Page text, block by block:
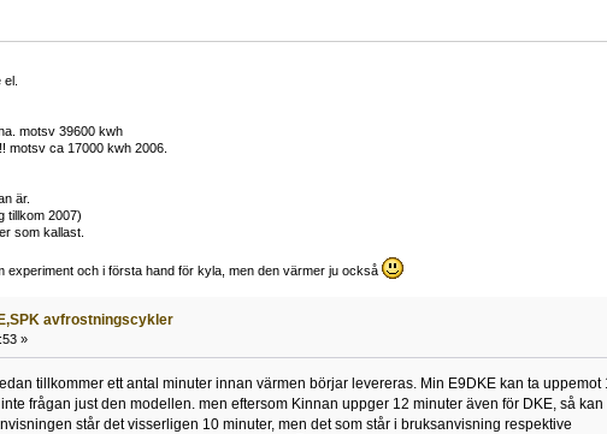
motsv 39600 kwh
motsv ca 17000 kwh 2006.
är.
tillkom 2007)
som kallast.
experiment och i första hand för kyla, men den värmer ju också
avfrostningscykler
»
tillkommer ett antal minuter innan värmen börjar levereras. Min E9DKE kan ta uppemot
frågan just den modellen. men eftersom Kinnan uppger 12 minuter även för DKE, så kan
står det visserligen 10 minuter, men det som står i bruksanvisning respektive